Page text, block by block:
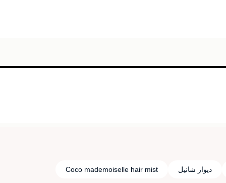
ديوار شانيل Coco mademoiselle hair mist